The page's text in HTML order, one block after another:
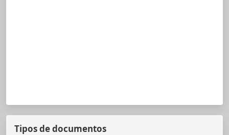
Tipos de documentos